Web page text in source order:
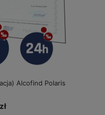
Alcofind Polaris